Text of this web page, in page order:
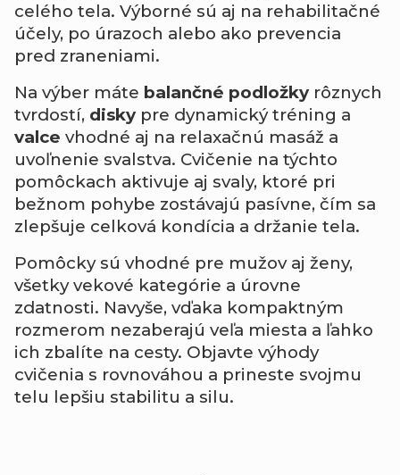
celého tela. Výborné sú aj na rehabilitačné
účely, po úrazoch alebo ako prevencia
pred zraneniami.
Na výber máte balančné podložkyrôznych
tvrdostí, diskypre dynamický tréning a
valce vhodné aj na relaxačnú masáž a
uvoľnenie svalstva. Cvičenie na týchto
pomôckach aktivuje aj svaly, ktoré pri
bežnom pohybe zostávajú pasívne, čím sa
zlepšuje celková kondícia a držanie tela.
Pomôcky sú vhodné pre mužov aj ženy,
všetky vekové kategórie a úrovne
zdatnosti. Navyše, vďaka kompaktným
rozmerom nezaberajú veľa miesta a ľahko
ich zbalíte na cesty. Objavte výhody
cvičenia s rovnováhou a prineste svojmu
telu lepšiu stabilitu a silu.